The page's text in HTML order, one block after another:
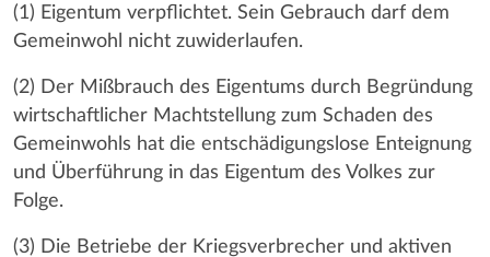
(1) Eigentum verpflichtet. Sein Gebrauch darf dem
Gemeinwohl nicht zuwiderlaufen.
(2) Der Mißbrauch des Eigentums durch Begründung
wirtschaftlicher Machtstellung zum Schaden des
Gemeinwohls hat die entschädigungslose Enteignung
und Überführung in das Eigentum des Volkes zur
Folge.
(3) Die Betriebe der Kriegsverbrecher und aktiven